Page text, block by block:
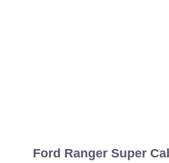
Ford Ranger Super